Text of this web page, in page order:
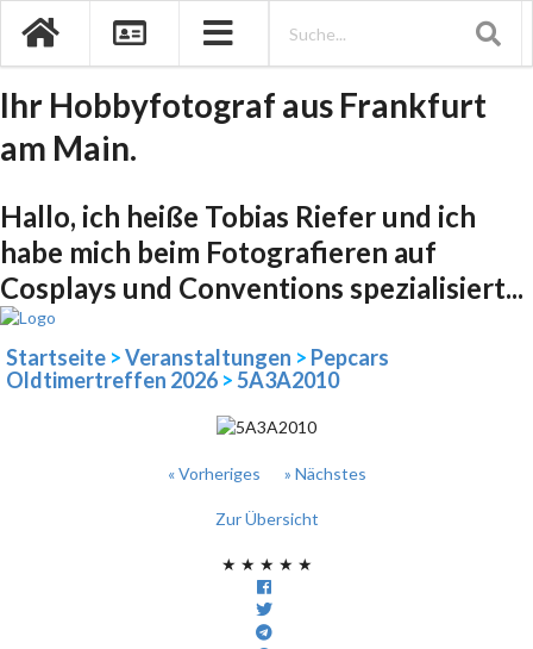
Ihr Hobbyfotograf aus Frankfurt
am Main.
Hallo, ich heiße Tobias Riefer und ich
habe mich beim Fotografieren auf
Cosplays und Conventions spezialisiert...
Startseite >Veranstaltungen > Pepcars
Oldtimertreffen 2026 >5A3A2010
« Vorheriges » Nächstes
Zur Übersicht
★ ★ ★ ★ ★